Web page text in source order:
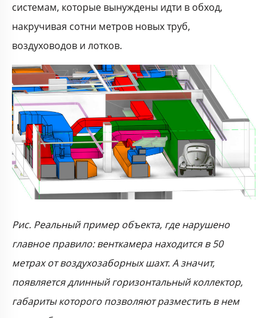
системам, которые вынуждены идти в обход,
накручивая сотни метров новых труб,
воздуховодов и лотков.
Рис. Реальный пример объекта, где нарушено
главное правило: венткамера находится в 50
метрах от воздухозаборных шахт. А значит,
появляется длинный горизонтальный коллектор,
габариты которого позволяют разместить в нем